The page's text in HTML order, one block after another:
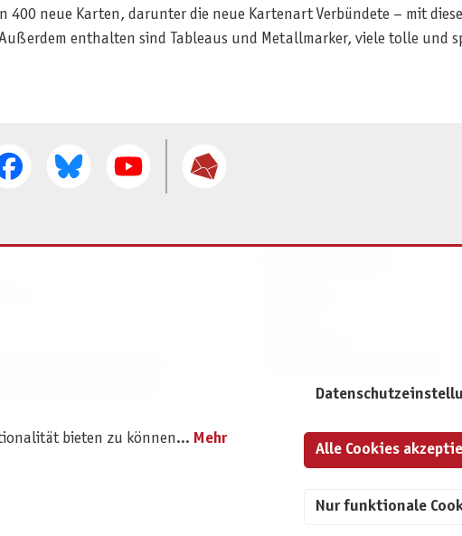
400 neue Karten, darunter die neue Kartenart Verbündete – mit
enthalten sind Tableaus und Metallmarker, viele tolle und
bieten zu können... Mehr
Nur funktionale
Alle Cookies